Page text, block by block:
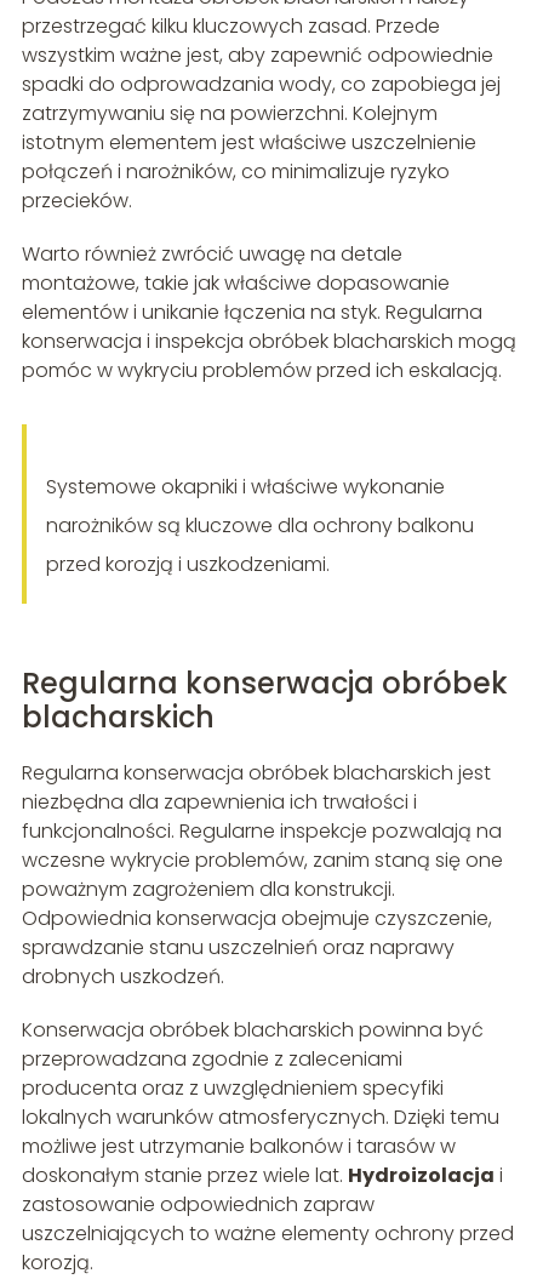
przestrzegać kilku kluczowych zasad. Przede
wszystkim ważne jest, aby zapewnić odpowiednie
spadki do odprowadzania wody, co zapobiega jej
zatrzymywaniu się na powierzchni. Kolejnym
istotnym elementem jest właściwe uszczelnienie
połączeń i narożników, co minimalizuje ryzyko
przecieków.
Warto również zwrócić uwagę na detale
montażowe, takie jak właściwe dopasowanie
elementów i unikanie łączenia na styk. Regularna
konserwacja i inspekcja obróbek blacharskich mogą
pomóc w wykryciu problemów przed ich eskalacją.
Systemowe okapniki i właściwe wykonanie
narożników są kluczowe dla ochrony balkonu
przed korozją i uszkodzeniami.
Regularna konserwacja obróbek
blacharskich
Regularna konserwacja obróbek blacharskich jest
niezbędna dla zapewnienia ich trwałości i
funkcjonalności. Regularne inspekcje pozwalają na
wczesne wykrycie problemów, zanim staną się one
poważnym zagrożeniem dla konstrukcji.
Odpowiednia konserwacja obejmuje czyszczenie,
sprawdzanie stanu uszczelnień oraz naprawy
drobnych uszkodzeń.
Konserwacja obróbek blacharskich powinna być
przeprowadzana zgodnie z zaleceniami
producenta oraz z uwzględnieniem specyfiki
lokalnych warunków atmosferycznych. Dzięki temu
możliwe jest utrzymanie balkonów i tarasów w
doskonałym stanie przez wiele lat. Hydroizolacja i
zastosowanie odpowiednich zapraw
uszczelniających to ważne elementy ochrony przed
korozją.